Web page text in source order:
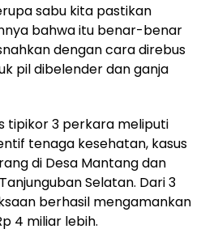
sabu kita pastikan
bahwa itu benar-benar
dengan cara direbus
pil dibelender dan ganja
tipikor 3 perkara meliputi
tenaga kesehatan, kasus
di Desa Mantang dan
Selatan. Dari 3
berhasil mengamankan
4 miliar lebih.